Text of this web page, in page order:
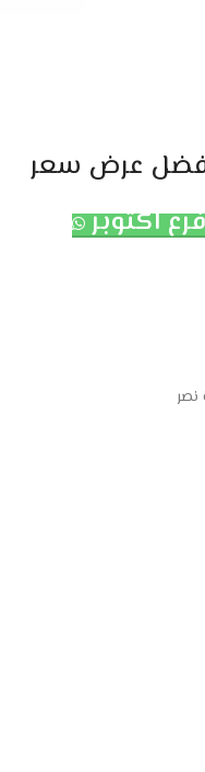
عرض سعر
فرع اكتوبر